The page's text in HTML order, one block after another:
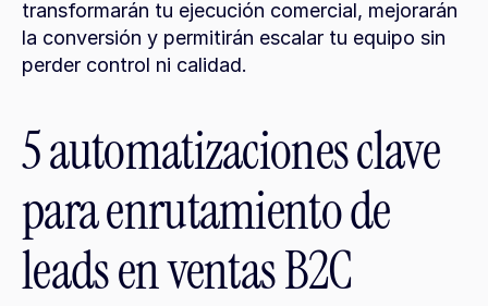
transformarán tu ejecución comercial, mejorarán
la conversión y permitirán escalar tu equipo sin
perder control ni calidad.
5 automatizaciones clave
para enrutamiento de
leads en ventas B2C